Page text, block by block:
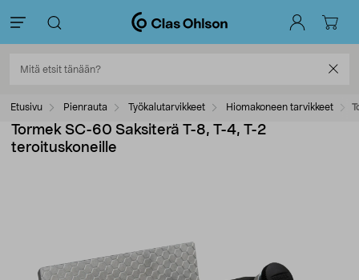
Etusivu Pienrauta Työkalutarvikkeet Hiomakoneen tarvikkeet
Tormek SC-60 Saksiterä T-8, T-4, T-2
teroituskoneille